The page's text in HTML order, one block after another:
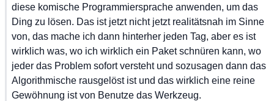
diese komische Programmiersprache anwenden, um das
Ding zu lösen. Das ist jetzt nicht jetzt realitätsnah im Sinne
von, das mache ich dann hinterher jeden Tag, aber es ist
wirklich was, wo ich wirklich ein Paket schnüren kann, wo
jeder das Problem sofort versteht und sozusagen dann das
Algorithmische rausgelöst ist und das wirklich eine reine
Gewöhnung ist von Benutze das Werkzeug.